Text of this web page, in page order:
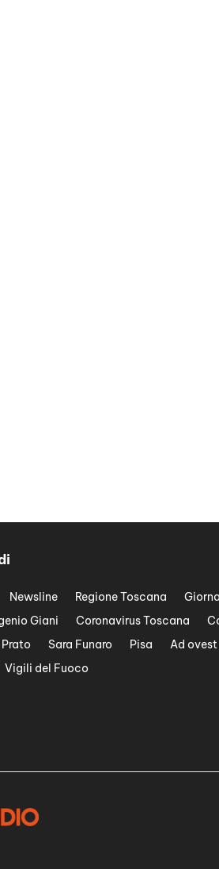
Newsline Regione Toscana
Giani Coronavirus Toscana
Prato Sara Funaro Pisa Ad
Vigili del Fuoco